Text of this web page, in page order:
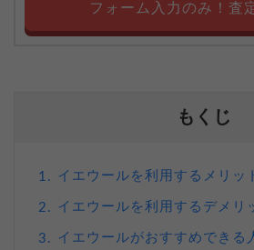
フォーム入力のみ！査
もくじ
1. イエウールを利用するメリッ
2. イエウールを利用するデメリ
3. イエウールがおすすめできる